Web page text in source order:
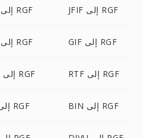
JPEG إلى RGF JFIF إلى RGF
HEIC إلى RGF GIF إلى RGF
PPTX إلى RGF RTF إلى RGF
PCX إلى RGF BIN إلى RGF